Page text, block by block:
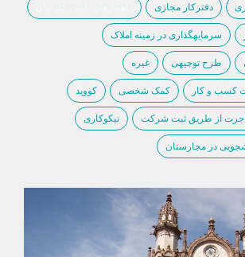
دفترکار مجازی
سرمایهگذاری در زمینه املاک
طرح توجیهی غیره
کسب و کار کمک شخصی کووید
از طریق ثبت شرکت نیکوکاری
در مجارستان